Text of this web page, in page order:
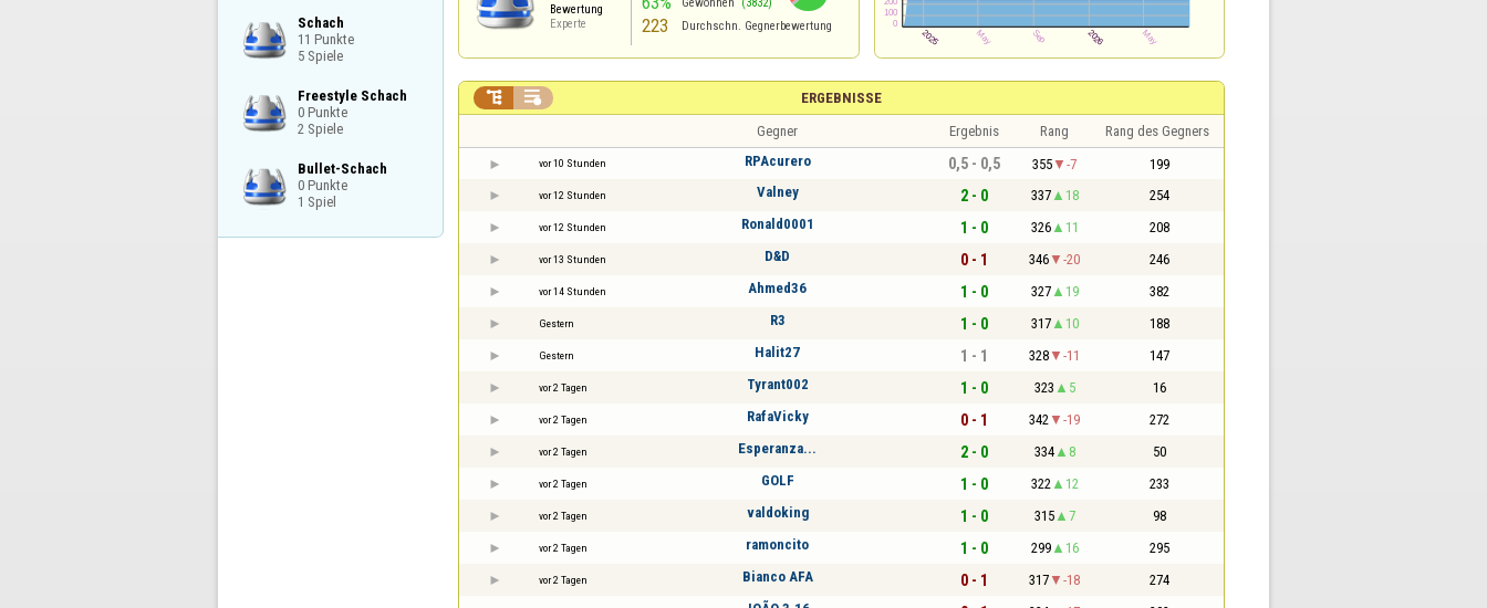
Schach
11 Punkte
5 Spiele
Freestyle Schach
0 Punkte
2 Spiele
Bullet-Schach
0 Punkte
1 Spiel
Bewertung
Experte
223 Durchschn. Gegnerbewertung
ERGEBNISSE
 
Gegner Ergebnis Rang Rang des Gegners
vor 10 Stunden RPAcurero 0,5 - 0,5 355 -7 199
vor 12 Stunden Valney 2 - 0 337 18 254
vor 12 Stunden Ronald0001 1 - 0 326 11 208
vor 13 Stunden D&D 0 - 1 346 -20 246
vor 14 Stunden Ahmed36 1 - 0 327 19 382
Gestern R3 1 - 0 317 10 188
Gestern Halit27 1 - 1 328 -11 147
vor 2 Tagen Tyrant002 1 - 0 323 5 16
vor 2 Tagen RafaVicky 0 - 1 342 -19 272
vor 2 Tagen Esperanza... 2 - 0 334 8 50
vor 2 Tagen GOLF 1 - 0 322 12 233
vor 2 Tagen valdoking 1 - 0 315 7 98
vor 2 Tagen ramoncito 1 - 0 299 16 295
vor 2 Tagen Bianco AFA 0 - 1 317 -18 274